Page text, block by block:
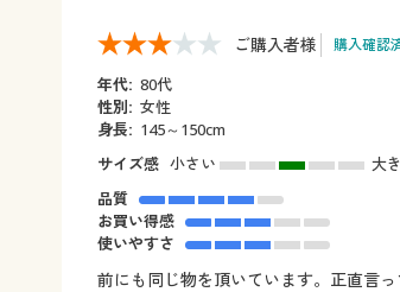
ご購入者様 購入確認
年代: 80代
性別: 女性
身長: 145～150cm
サイズ感 小さい
大
品質
お買い得感
使いやすさ
前にも同じ物を頂いています。正直言